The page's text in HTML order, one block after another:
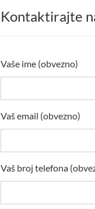
Kontaktirajte
Vaše ime (obvezno)
Vaš email (obvezno)
Vaš broj telefona